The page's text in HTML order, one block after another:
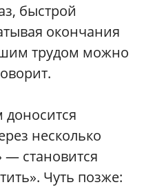
быстрой
окончания
трудом можно
несколько
— становится
Чуть позже: